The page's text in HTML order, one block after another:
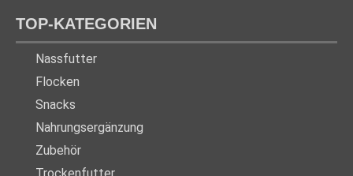
TOP-KATEGORIEN
Nassfutter
Flocken
Snacks
Nahrungsergänzung
Zubehör